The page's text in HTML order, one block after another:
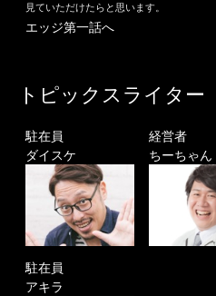
見ていただけたらと思います。
エッジ第一話へ
トピックスライター
駐在員
ダイスケ
経営者
ちーちゃん
駐在員
アキラ